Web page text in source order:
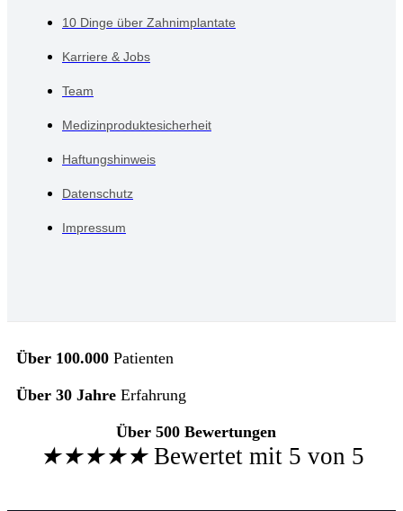
10 Dinge über Zahnimplantate
Karriere & Jobs
Team
Medizinproduktesicherheit
Haftungshinweis
Datenschutz
Impressum
Über 100.000 Patienten
Über 30 Jahre Erfahrung
Über 500 Bewertungen
★★★★★ Bewertet mit 5 von 5